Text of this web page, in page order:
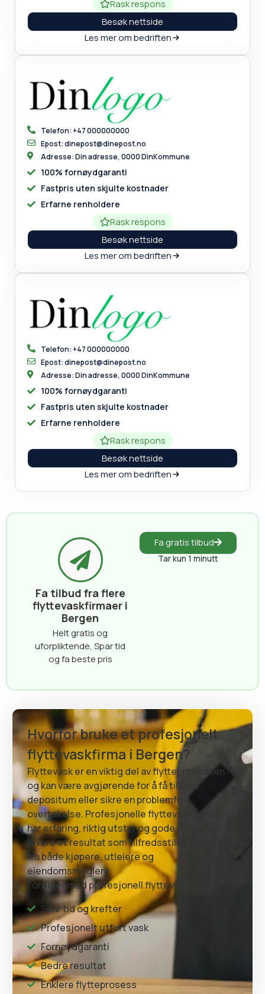
Rask respons
Besøk nettside
Les mer om bedriften
Telefon: +47 000000000
Epost: dinepost@dinepost.no
Adresse: Din adresse, 0000 DinKommune
100% fornøydgaranti
Fastpris uten skjulte kostnader
Erfarne renholdere
Rask respons
Besøk nettside
Les mer om bedriften
Telefon: +47 000000000
Epost: dinepost@dinepost.no
Adresse: Din adresse, 0000 DinKommune
100% fornøydgaranti
Fastpris uten skjulte kostnader
Erfarne renholdere
Rask respons
Besøk nettside
Les mer om bedriften
Fa tilbud fra flere
flyttevaskfirmaer i
Bergen
Helt gratis og
uforpliktende, Spar tid
og fa beste pris
Fa gratis tilbud
Tar kun 1 minutt
Hvorfor bruke et profesjonelt
flyttevaskfirma i Bergen?
Flyttevask er en viktig del av flytteprosessen
og kan være avgjørende for å få tilbake
depositum eller sikre en problemfri
overtakelse. Profesjonelle flyttevaskfirmaer
har erfaring, riktig utstyr og gode rutiner for å
levere et resultat som tilfredsstiller kravene
fra både kjøpere, utleiere og
eiendomsmeglere.
Fordeler med profesjonell flyttevask:
Spar tid og krefter
Profesjonelt utført vask
Fornøydgaranti
Bedre resultat
Enklere flytteprosess